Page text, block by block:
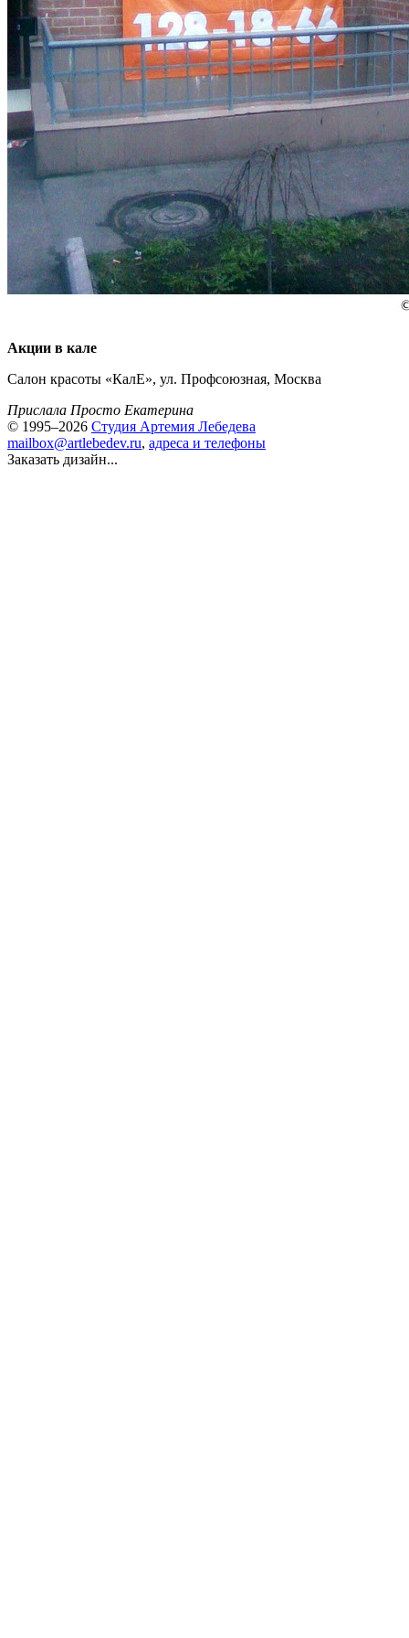
Акции в кале
Салон красоты «КалЕ», ул. Профсоюзная, Москва
Прислала Просто Екатерина
© 1995–2026 Студия Артемия Лебедева
mailbox@artlebedev.ru, адреса и телефоны
Заказать дизайн...